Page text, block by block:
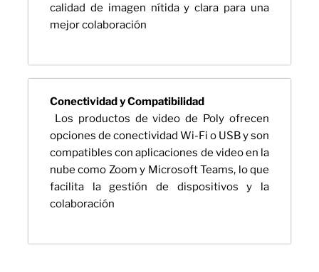
calidad de imagen nítida y clara para una
mejor colaboración
Conectividad y Compatibilidad
Los productos de video de Poly ofrecen
opciones de conectividad Wi-Fi o USB y son
compatibles con aplicaciones de video en la
nube como Zoom y Microsoft Teams, lo que
facilita la gestión de dispositivos y la
colaboración